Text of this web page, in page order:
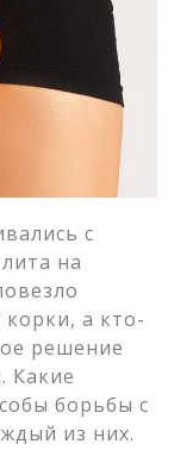
с
на
корки, а кто-
решение
Какие
борьбы с
из них.